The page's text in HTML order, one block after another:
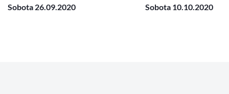
Sobota 26.09.2020 Sobota 10.10.2020